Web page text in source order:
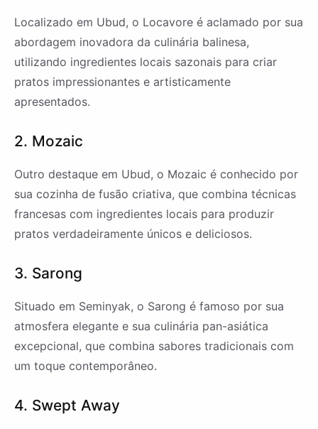
Localizado em Ubud, o Locavore é aclamado por sua
abordagem inovadora da culinária balinesa,
utilizando ingredientes locais sazonais para criar
pratos impressionantes e artisticamente
apresentados.
2. Mozaic
Outro destaque em Ubud, o Mozaic é conhecido por
sua cozinha de fusão criativa, que combina técnicas
francesas com ingredientes locais para produzir
pratos verdadeiramente únicos e deliciosos.
3. Sarong
Situado em Seminyak, o Sarong é famoso por sua
atmosfera elegante e sua culinária pan-asiática
excepcional, que combina sabores tradicionais com
um toque contemporâneo.
4. Swept Away